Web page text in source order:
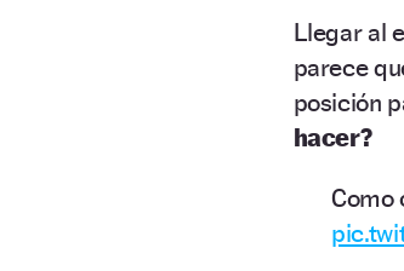
Llegar al
parece
posición
hacer?
Como